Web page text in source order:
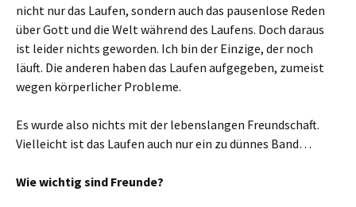
nicht nur das Laufen, sondern auch das pausenlose Reden
über Gott und die Welt während des Laufens. Doch daraus
ist leider nichts geworden. Ich bin der Einzige, der noch
läuft. Die anderen haben das Laufen aufgegeben, zumeist
wegen körperlicher Probleme.
Es wurde also nichts mit der lebenslangen Freundschaft.
Vielleicht ist das Laufen auch nur ein zu dünnes Band…
Wie wichtig sind Freunde?